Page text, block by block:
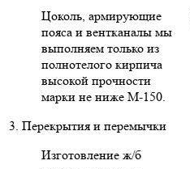
Цоколь, армирующие
пояса и вентканалы мы
выполняем только из
полнотелого кирпича
высокой прочности
марки не ниже М-150.
3. Перекрытия и перемычки
Изготовление ж/б